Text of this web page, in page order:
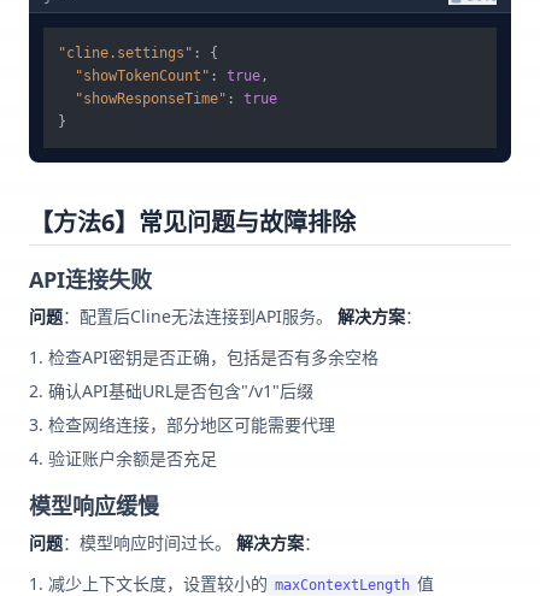
"cline.settings" :
{
"showTokenCount" : true,
"showResponseTime" :
true
}
【方法6】常见问题与故障排除
API连接失败
问题：配置后Cline无法连接到API服务。 解决方案：
检查API密钥是否正确，包括是否有多余空格
确认API基础URL是否包含"/v1"后缀
检查网络连接，部分地区可能需要代理
验证账户余额是否充足
模型响应缓慢
问题：模型响应时间过长。 解决方案：
减少上下文长度，设置较小的 maxContextLength 值